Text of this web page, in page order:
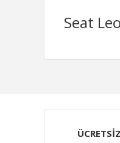
Seat
Ürün resmi